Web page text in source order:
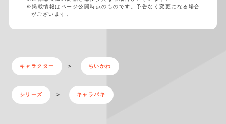
※掲載情報はページ公開時点のものです。予告なく変更になる場合
がございます。
キャラクター ちいかわ
シリーズ キャラパキ